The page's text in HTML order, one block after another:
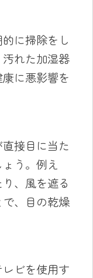
に掃除をし
れた加湿器
に悪影響を
接目に当た
う。例え
、風を遮る
、目の乾燥
ビを使用す